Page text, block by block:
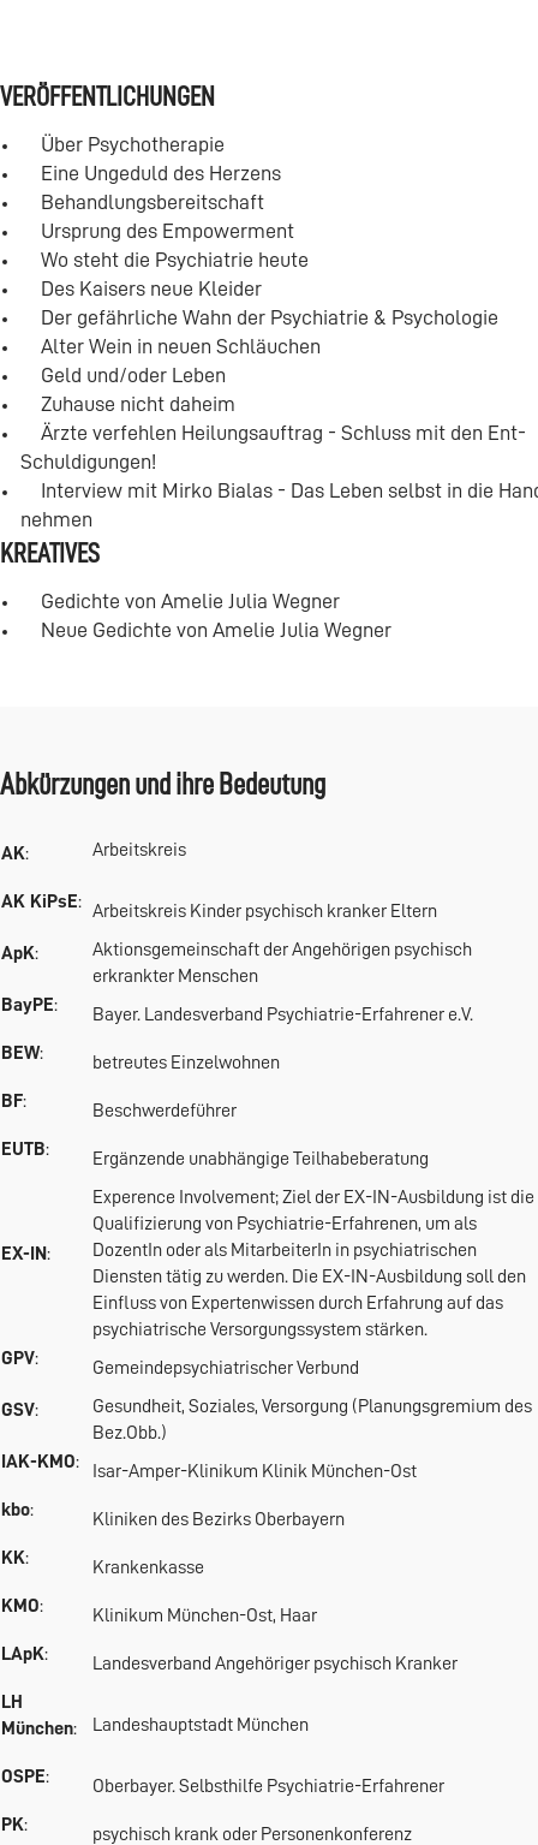
VERÖFFENTLICHUNGEN
Über Psychotherapie
Eine Ungeduld des Herzens
Behandlungsbereitschaft
Ursprung des Empowerment
Wo steht die Psychiatrie heute
Des Kaisers neue Kleider
Der gefährliche Wahn der Psychiatrie & Psychologie
Alter Wein in neuen Schläuchen
Geld und/oder Leben
Zuhause nicht daheim
Ärzte verfehlen Heilungsauftrag - Schluss mit den Ent-
Schuldigungen!
Interview mit Mirko Bialas - Das Leben selbst in die
nehmen
KREATIVES
Gedichte von Amelie Julia Wegner
Neue Gedichte von Amelie Julia Wegner
Abkürzungen und ihre Bedeutung
AK: Arbeitskreis
AK KiPsE: Arbeitskreis Kinder psychisch kranker Eltern
ApK:
Aktionsgemeinschaft der Angehörigen psychisch
erkrankter Menschen
BayPE:
Bayer. Landesverband Psychiatrie-Erfahrener e.V.
BEW:
betreutes Einzelwohnen
BF:
Beschwerdeführer
EUTB: Ergänzende unabhängige Teilhabeberatung
EX-IN:
Experence Involvement; Ziel der EX-IN-Ausbildung ist die
Qualifizierung von Psychiatrie-Erfahrenen, um als
DozentIn oder als MitarbeiterIn in psychiatrischen
Diensten tätig zu werden. Die EX-IN-Ausbildung soll den
Einfluss von Expertenwissen durch Erfahrung auf das
psychiatrische Versorgungssystem stärken.
GPV: Gemeindepsychiatrischer Verbund
GSV:
Gesundheit, Soziales, Versorgung (Planungsgremium des
Bez.Obb.)
IAK-KMO:
Isar-Amper-Klinikum Klinik München-Ost
kbo:
Kliniken des Bezirks Oberbayern
KK:
Krankenkasse
KMO:
Klinikum München-Ost, Haar
LApK:
Landesverband Angehöriger psychisch Kranker
LH
München: Landeshauptstadt München
OSPE:
Oberbayer. Selbsthilfe Psychiatrie-Erfahrener
PK:
psychisch krank oder Personenkonferenz